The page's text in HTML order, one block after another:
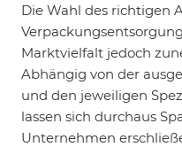
Die Wahl des richtigen
Marktvielfalt jedoch
Abhängig von der
und den jeweiligen
lassen sich durchaus
Unternehmen